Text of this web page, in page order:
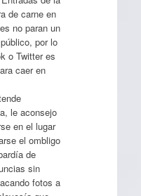
de carne en
no paran un
por lo
o Twitter es
caer en
le aconsejo
en el lugar
el ombligo
de
sin
fotos a